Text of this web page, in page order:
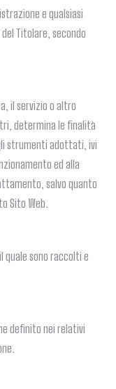
e qualsiasi
Titolare, secondo
il servizio o altro
determina le finalità
strumenti adottati, ivi
ed alla
salvo quanto
Sito Web.
quale sono raccolti e
definito nei relativi